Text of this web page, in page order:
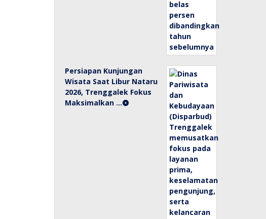
Persiapan Kunjungan
Wisata Saat Libur Nataru
2026, Trenggalek Fokus
Maksimalkan …